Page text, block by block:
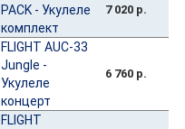
PACK - Укулеле
комплект
7 020 р.
FLIGHT AUC-33
Jungle -
Укулеле
концерт
6 760 р.
FLIGHT